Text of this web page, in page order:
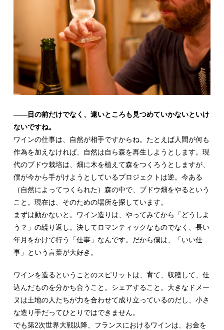
――目の前だけでなく、遠いところも見つめていかないといけ
ないですね。
ワインの仕事は、自然が相手ですからね。たとえば人間が何も
作為を加えなければ、自然は自ら森を再生しようとします。現
代のブドウ栽培は、畑に木を植えて森をつくろうとしますが、
僕が今から手がけようとしているプロジェクトは逆。今ある
（自然によってつくられた）森の中で、ブドウ畑をやるという
こと。現在は、そのための場所を探しています。
まずは動かないと。ワイン造りは、やってみてから「どうしよ
う？」の繰り返し。決してロマンティックなものでなく、長い
年月をかけて行う「仕事」なんです。だから僕は、「いい仕
事」という言葉が大好き。
ワインを造るということのスピリットは、育て、収穫して、仕
込んだものを分かち合うこと。シェアすること。大きなドメー
ヌは土地の人たちが力を合わせて成り立っているのだし、小さ
な造り手だってひとりではできません。
でも第2次世界大戦以降、フランスにおけるワインは、お金を